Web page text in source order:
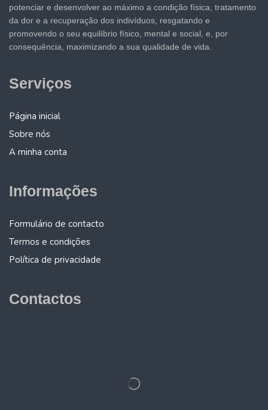
potenciar e desenvolver ao máximo a condição física, tratamento
da dor e a recuperação dos indivíduos, resgatando e
promovendo o seu equilíbrio físico, mental e social, e, por
consequência, maximizando a sua qualidade de vida.
Serviços
Página inicial
Sobre nós
A minha conta
Informações
Formulário de contacto
Termos e condições
Política de privacidade
Contactos